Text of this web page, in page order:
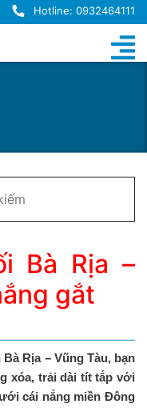
Hotline: 0932464111
Bà Rịa –
gắt
Rịa – Vũng Tàu, bạn
xóa, trải dài tít tắp với
cái nắng miền Đông